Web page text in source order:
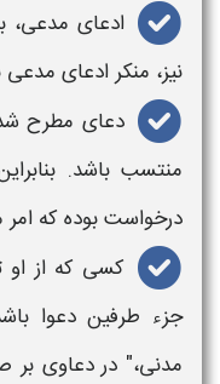
ادعای مدعی،
نیز، منکر ادعای مدعی
دعای مطرح
منتسب باشد.
درخواست بوده که
کسی که از او
مدنی،" در دعاوی بر